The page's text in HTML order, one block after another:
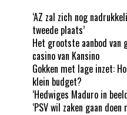
‘AZ zal zich nog
tweede plaats’
Het grootste aanbod van
casino van Kansino
Gokken met lage inzet:
klein budget?
‘Hedwiges Maduro in
‘PSV wil zaken gaan